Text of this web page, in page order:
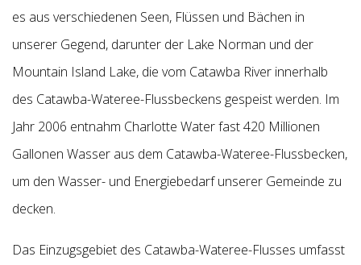
es aus verschiedenen Seen, Flüssen und Bächen in
unserer Gegend, darunter der Lake Norman und der
Mountain Island Lake, die vom Catawba River innerhalb
des Catawba-Wateree-Flussbeckens gespeist werden. Im
Jahr 2006 entnahm Charlotte Water fast 420 Millionen
Gallonen Wasser aus dem Catawba-Wateree-Flussbecken,
um den Wasser- und Energiebedarf unserer Gemeinde zu
decken.
Das Einzugsgebiet des Catawba-Wateree-Flusses umfasst